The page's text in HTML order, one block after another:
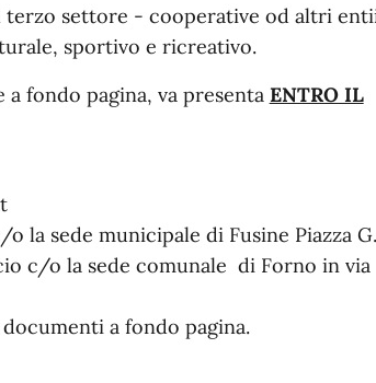
terzo settore - cooperative od altri
sportivo e ricreativo.
fondo pagina, va presenta ENTRO IL
la sede municipale di Fusine Piazza G.
c/o la sede comunale di Forno in via
a fondo pagina.